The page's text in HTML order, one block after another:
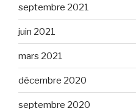
septembre 2021
juin 2021
mars 2021
décembre 2020
septembre 2020